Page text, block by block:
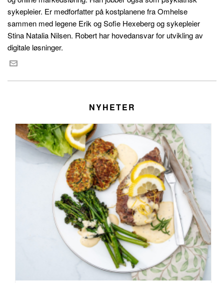
sykepleier. Er medforfatter på kostplanene fra Omhelse
sammen med legene Erik og Sofie Hexeberg og sykepleier
Stina Natalia Nilsen. Robert har hovedansvar for utvikling av
digitale løsninger.
NYHETER